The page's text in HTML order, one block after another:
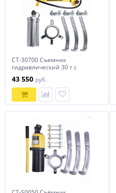
CT-30700 Съемник
гидравлический 30 т с
CT-30700
43 550 руб.